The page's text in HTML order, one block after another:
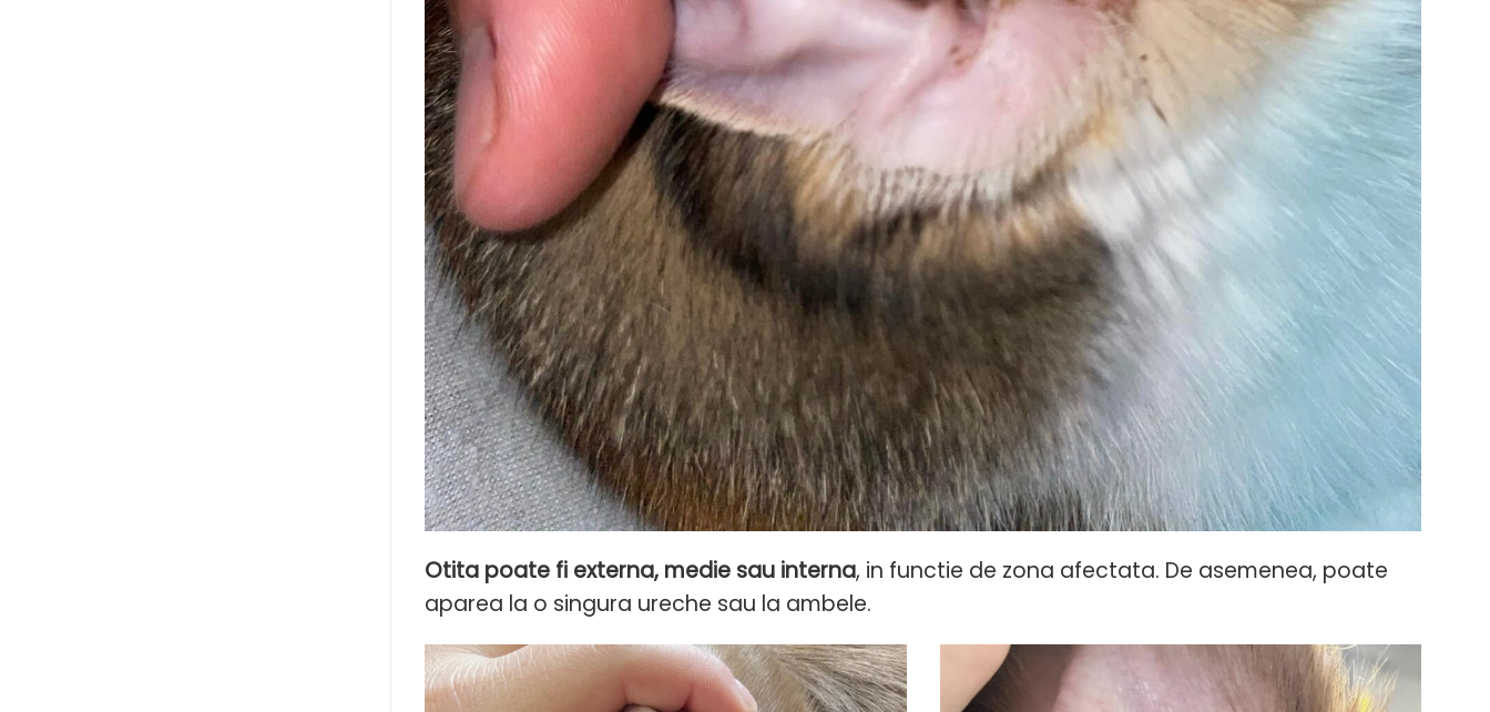
Otita poate fi externa, medie sau interna, in functie de zona afectata. De asemenea, poate
aparea la o singura ureche sau la ambele.